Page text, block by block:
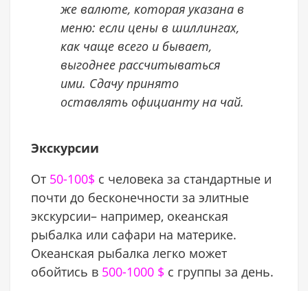
же валюте, которая указана в
меню: если цены в шиллингах,
как чаще всего и бывает,
выгоднее рассчитываться
ими. Сдачу принято
оставлять официанту на чай.
Экскурсии
От 50-100$ с человека за стандартные и
почти до бесконечности за элитные
экскурсии– например, океанская
рыбалка или сафари на материке.
Океанская рыбалка легко может
обойтись в 500-1000 $ c группы за день.